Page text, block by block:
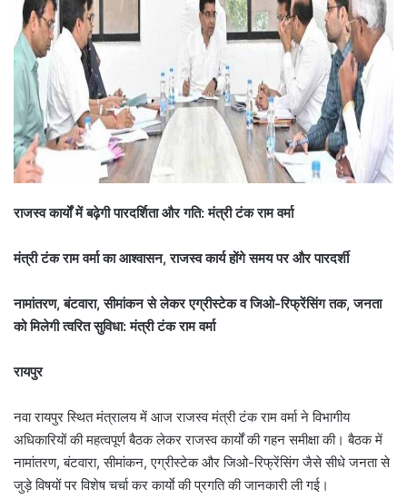
राजस्व कार्यों में बढ़ेगी पारदर्शिता और गति: मंत्री टंक राम वर्मा
मंत्री टंक राम वर्मा का आश्वासन, राजस्व कार्य होंगे समय पर और पारदर्शी
नामांतरण, बंटवारा, सीमांकन से लेकर एग्रीस्टेक व जिओ-रिफ्रेंसिंग तक, जनता
को मिलेगी त्वरित सुविधा: मंत्री टंक राम वर्मा
रायपुर
नवा रायपुर स्थित मंत्रालय में आज राजस्व मंत्री टंक राम वर्मा ने विभागीय
अधिकारियों की महत्वपूर्ण बैठक लेकर राजस्व कार्यों की गहन समीक्षा की। बैठक में
नामांतरण, बंटवारा, सीमांकन, एग्रीस्टेक और जिओ-रिफ्रेंसिंग जैसे सीधे जनता से
जुड़े विषयों पर विशेष चर्चा कर कार्याे की प्रगति की जानकारी ली गई।